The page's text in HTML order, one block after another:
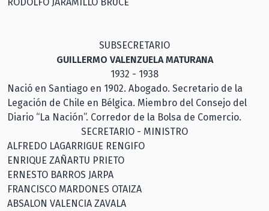
SUBSECRETARIO
GUILLERMO VALENZUELA MATURANA
1932 - 1938
Nació en Santiago en 1902. Abogado. Secretario de la
Legación de Chile en Bélgica. Miembro del Consejo del
Diario “La Nación”. Corredor de la Bolsa de Comercio.
SECRETARIO - MINISTRO
ALFREDO LAGARRIGUE RENGIFO
ENRIQUE ZAÑARTU PRIETO
ERNESTO BARROS JARPA
FRANCISCO MARDONES OTAIZA
ABSALON VALENCIA ZAVALA